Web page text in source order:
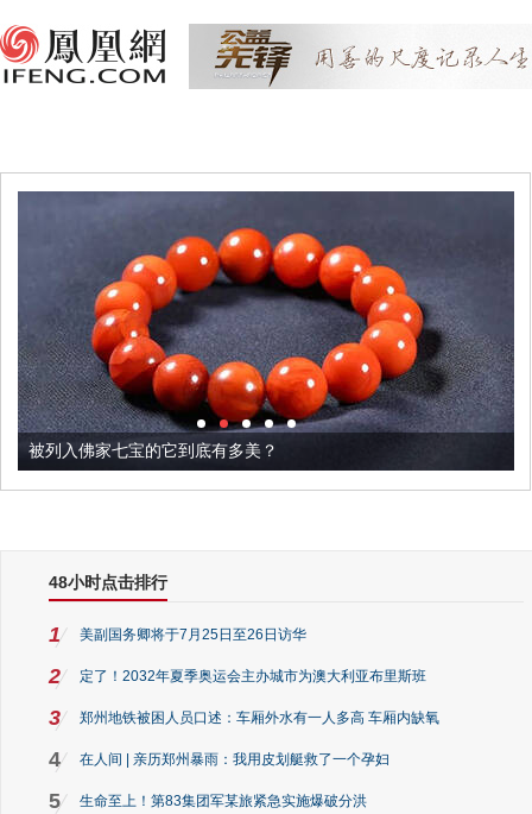
被列入佛家七宝的它到底有多美？
48小时点击排行
1 美副国务卿将于7月25日至26日访华
2 定了！2032年夏季奥运会主办城市为澳大利亚布里斯班
3 郑州地铁被困人员口述：车厢外水有一人多高 车厢内缺氧
4 在人间 | 亲历郑州暴雨：我用皮划艇救了一个孕妇
5 生命至上！第83集团军某旅紧急实施爆破分洪